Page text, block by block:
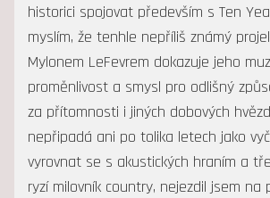
historici spojovat především s Ten
myslím, že tenhle nepříliš známý
Mylonem LeFevrem dokazuje jeho
proměnlivost a smysl pro odlišný
za přítomnosti i jiných dobových
nepřipadá ani po tolika letech jako
vyrovnat se s akustických hraním a
ryzí milovník country, nejezdil jsem na